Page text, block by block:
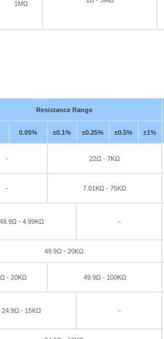
1MΩ
Resistance Range
0.05% ±0.1% ±0.25% ±0.5% ±1%
－ 22Ω - 7KΩ
- 7.01KΩ - 75KΩ
49.9Ω - 4.99KΩ －
49.9Ω - 20KΩ
- 20KΩ 49.9Ω - 100KΩ
24.9Ω - 15KΩ －